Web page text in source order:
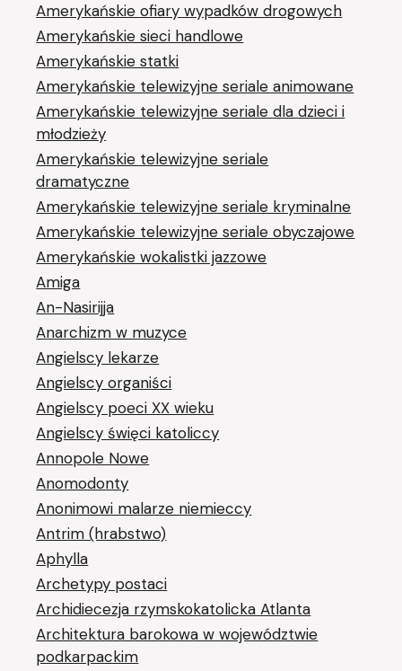
Amerykańskie ofiary wypadków drogowych
Amerykańskie sieci handlowe
Amerykańskie statki
Amerykańskie telewizyjne seriale animowane
Amerykańskie telewizyjne seriale dla dzieci i
młodzieży
Amerykańskie telewizyjne seriale
dramatyczne
Amerykańskie telewizyjne seriale kryminalne
Amerykańskie telewizyjne seriale obyczajowe
Amerykańskie wokalistki jazzowe
Amiga
An-Nasirijja
Anarchizm w muzyce
Angielscy lekarze
Angielscy organiści
Angielscy poeci XX wieku
Angielscy święci katoliccy
Annopole Nowe
Anomodonty
Anonimowi malarze niemieccy
Antrim (hrabstwo)
Aphylla
Archetypy postaci
Archidiecezja rzymskokatolicka Atlanta
Architektura barokowa w województwie
podkarpackim